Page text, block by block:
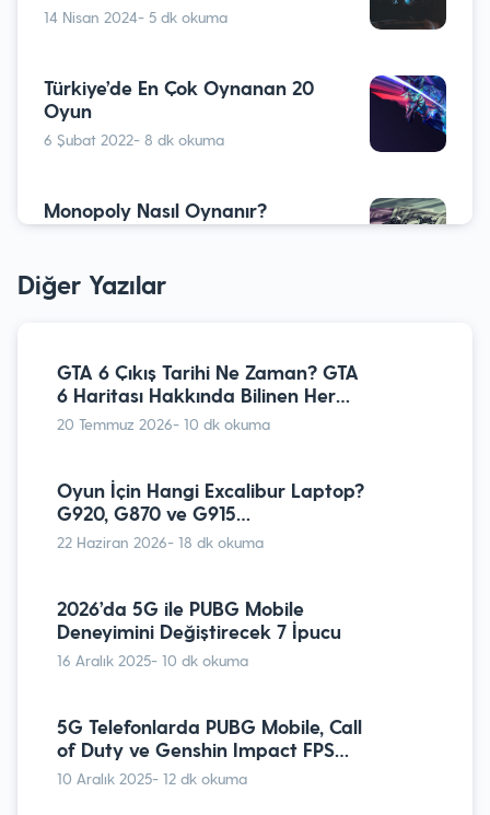
14 Nisan 2024- 5 dk okuma
Türkiye’de En Çok Oynanan 20
Oyun￼
6 Şubat 2022- 8 dk okuma
Monopoly Nasıl Oynanır?
26 Nisan 2023- 9 dk okuma
Eğlenceli Mobil Oyunlar
19 Şubat 2024- 9 dk okuma
Bağlanır?
27 Mayıs 2025- 8 dk okuma
Yüklenir?
11 Ocak 2023- 10 dk okuma
Diğer Yazılar
GTA 6 Çıkış Tarihi Ne Zaman? GTA
6 Haritası Hakkında Bilinen Her
Şey
20 Temmuz 2026- 10 dk okuma
Oyun İçin Hangi Excalibur Laptop?
G920, G870 ve G915
Karşılaştırması
22 Haziran 2026- 18 dk okuma
2026’da 5G ile PUBG Mobile
Deneyimini Değiştirecek 7 İpucu
16 Aralık 2025- 10 dk okuma
5G Telefonlarda PUBG Mobile, Call
of Duty ve Genshin Impact FPS
Karşılaştırması
10 Aralık 2025- 12 dk okuma